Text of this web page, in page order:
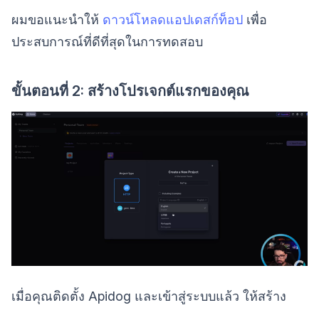
ผมขอแนะนำให้ ดาวน์โหลดแอปเดสก์ท็อป เพื่อ
ประสบการณ์ที่ดีที่สุดในการทดสอบ
ขั้นตอนที่ 2: สร้างโปรเจกต์แรกของคุณ
เมื่อคุณติดตั้ง Apidog และเข้าสู่ระบบแล้ว ให้สร้าง